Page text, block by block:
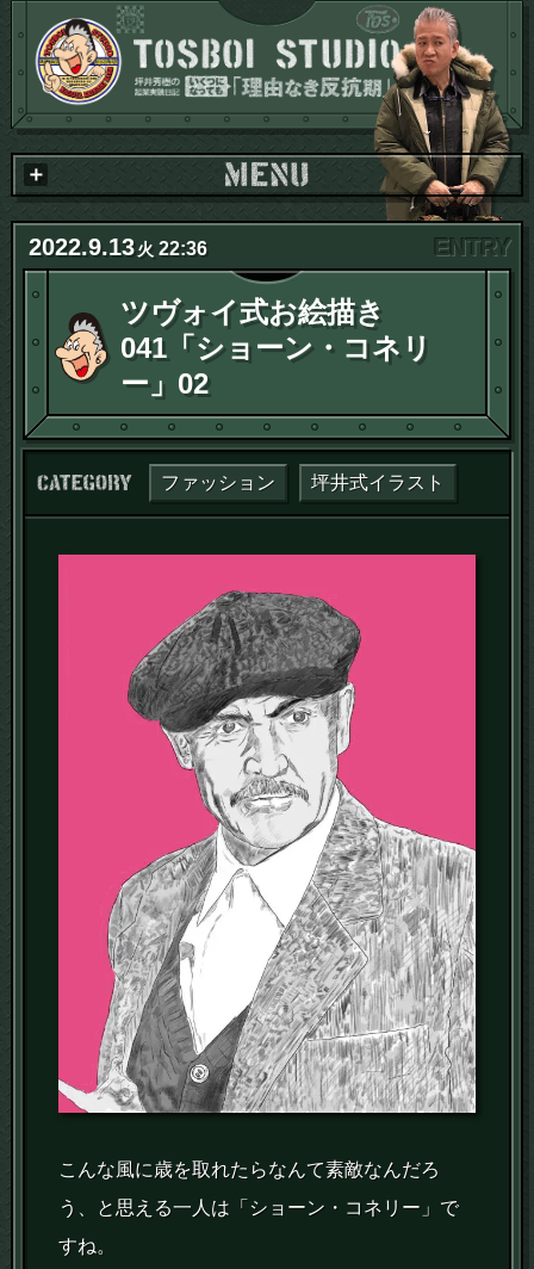
2022.9.13火 22:36
ツヴォイ式お絵描き
041「ショーン・コネリ
ー」02
カテゴリー：
ファッション 坪井式イラスト
こんな風に歳を取れたらなんて素敵なんだろ
う、と思える一人は「ショーン・コネリー」で
すね。